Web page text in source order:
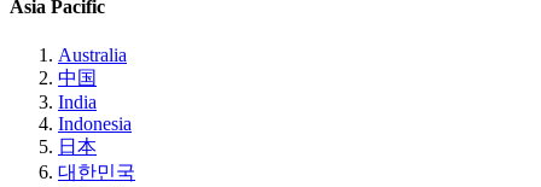
Asia Pacific
Australia
中国
India
Indonesia
日本
대한민국